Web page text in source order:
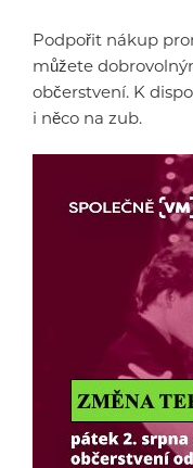
Podpořit nákup
můžete
občerstvení. K
i něco na zub.